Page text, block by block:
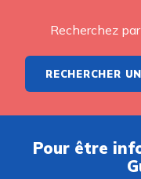
Recherchez
RECHERCHER
Pour être